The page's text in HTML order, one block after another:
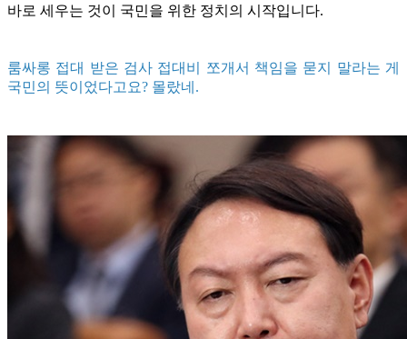
바로 세우는 것이 국민을 위한 정치의 시작입니다.
룸싸롱 접대 받은 검사 접대비 쪼개서 책임을 묻지 말라는 게
국민의 뜻이었다고요? 몰랐네.